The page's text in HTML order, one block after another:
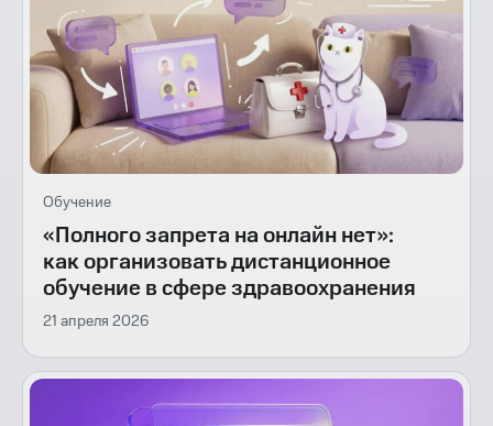
Обучение
«Полного запрета на онлайн нет»:
как организовать дистанционное
обучение в сфере здравоохранения
21 апреля 2026